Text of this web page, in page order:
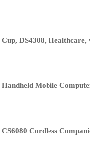
Cup, DS4308, Healthcare,
Handheld Mobile Computer
CS6080 Cordless Companion